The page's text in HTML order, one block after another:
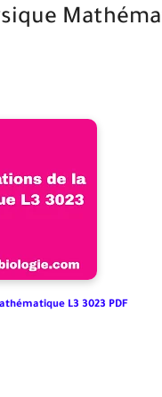
L3 3023 PDF